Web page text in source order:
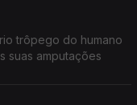
suas amputações